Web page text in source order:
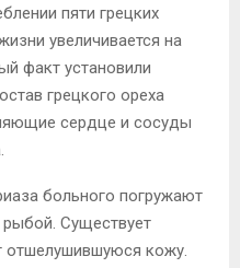
пяти грецких
увеличивается на
факт установили
грецкого ореха
сердце и сосуды
больного погружают
Существует
отшелушившуюся кожу.